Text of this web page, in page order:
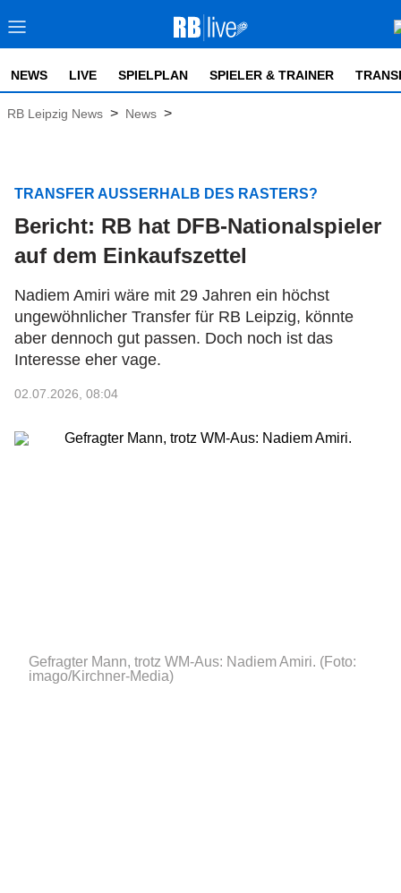
NEWS LIVE SPIELPLAN SPIELER & TRAINER
RB Leipzig News > News >
TRANSFER AUSSERHALB DES RASTERS?
Bericht: RB hat DFB-Nationalspieler
auf dem Einkaufszettel
Nadiem Amiri wäre mit 29 Jahren ein höchst
ungewöhnlicher Transfer für RB Leipzig, könnte
aber dennoch gut passen. Doch noch ist das
Interesse eher vage.
02.07.2026, 08:04
Gefragter Mann, trotz WM-Aus: Nadiem Amiri. (Foto:
imago/Kirchner-Media)